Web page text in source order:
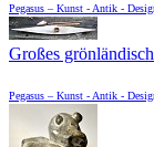
Pegasus – Kunst - Antik -
Großes
Pegasus – Kunst - Antik -